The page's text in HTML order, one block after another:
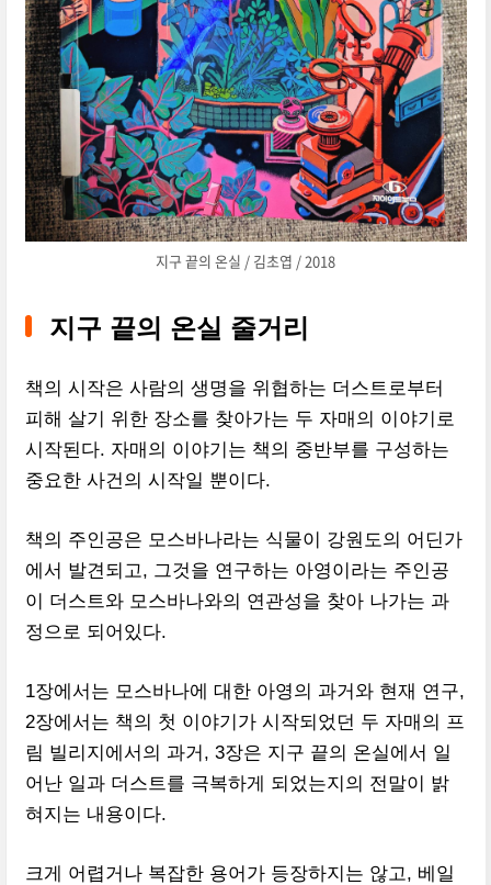
지구 끝의 온실 / 김초엽 / 2018
지구 끝의 온실 줄거리
책의 시작은 사람의 생명을 위협하는 더스트로부터
피해 살기 위한 장소를 찾아가는 두 자매의 이야기로
시작된다. 자매의 이야기는 책의 중반부를 구성하는
중요한 사건의 시작일 뿐이다.
책의 주인공은 모스바나라는 식물이 강원도의 어딘가
에서 발견되고, 그것을 연구하는 아영이라는 주인공
이 더스트와 모스바나와의 연관성을 찾아 나가는 과
정으로 되어있다.
1장에서는 모스바나에 대한 아영의 과거와 현재 연구,
2장에서는 책의 첫 이야기가 시작되었던 두 자매의 프
림 빌리지에서의 과거, 3장은 지구 끝의 온실에서 일
어난 일과 더스트를 극복하게 되었는지의 전말이 밝
혀지는 내용이다.
크게 어렵거나 복잡한 용어가 등장하지는 않고, 베일